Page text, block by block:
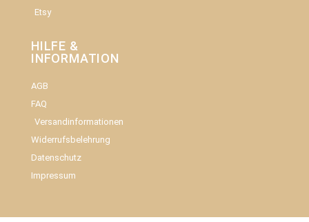
Etsy
HILFE &
INFORMATION​
AGB
FAQ
Versandinformationen
Widerrufsbelehrung
Datenschutz
Impressum